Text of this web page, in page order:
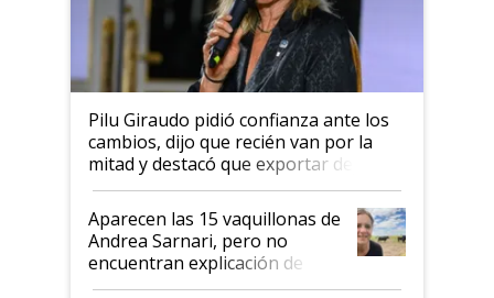
Pilu Giraudo pidió confianza ante los
cambios, dijo que recién van por la
mitad y destacó que exportar dejó de
ser "para unos pocos": "Tenemos un
mandato muy claro del gobierno
nacional"
Aparecen las 15 vaquillonas de
Andrea Sarnari, pero no
encuentran explicación de
cómo llegaron allí